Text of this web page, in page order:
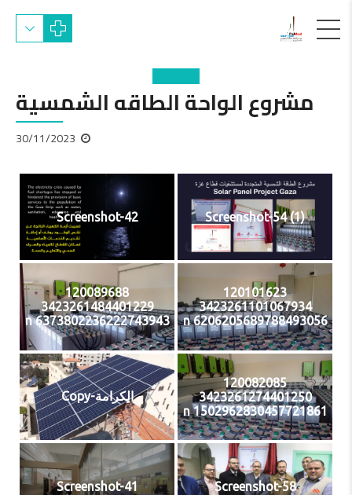
مشروع الواحة الطاقه الشمسية
30/11/2023
Screenshot-54 (1)
Screenshot-42
120101623
3423261101067934
6206205689788493056 n
120089688
3423261484401229
6373802236222743943 n
120082085
3423261274401250
1502962830457721861 n
الكرامة-Copy
Screenshot-58
Screenshot-41